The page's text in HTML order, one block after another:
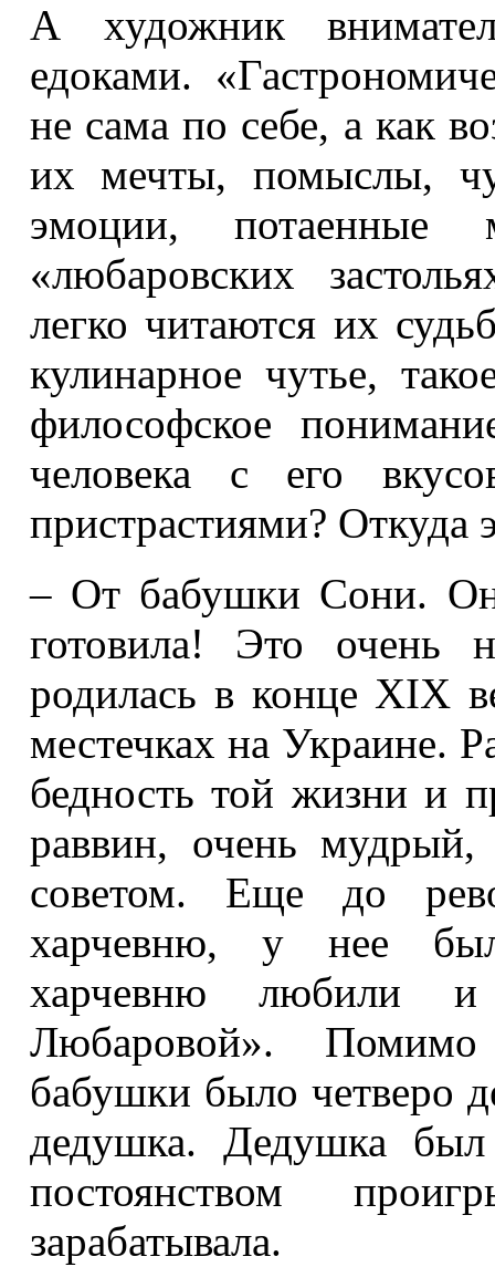
А художник
едоками.
не сама по себе, а как
их мечты, помыслы,
эмоции, потаенные
«любаровских
легко читаются их
кулинарное чутье,
философское
человека с его
пристрастиями? Откуда
– От бабушки Сони.
готовила! Это очень
родилась в конце XIX
местечках на Украине.
бедность той жизни и
раввин, очень
советом. Еще до
харчевню, у нее
харчевню любили
Любаровой».
бабушки было четверо
дедушка. Дедушка
постоянством
зарабатывала.